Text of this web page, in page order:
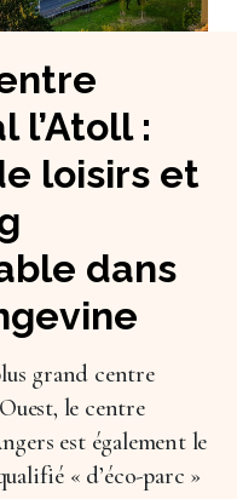
l’Atoll :
loisirs et
dans
grand centre
le centre
est également le
« d’éco-parc »